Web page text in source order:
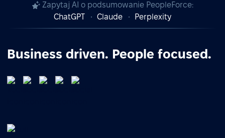
Zapytaj AI o podsumowanie PeopleForce:
ChatGPT
Claude Perplexity
Business driven. People focused.